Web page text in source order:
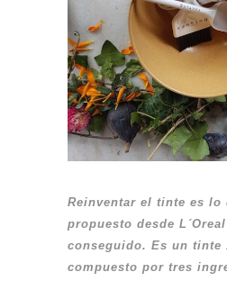
Reinventar el tinte es lo
propuesto desde
conseguido. Es un tinte
compuesto por tres